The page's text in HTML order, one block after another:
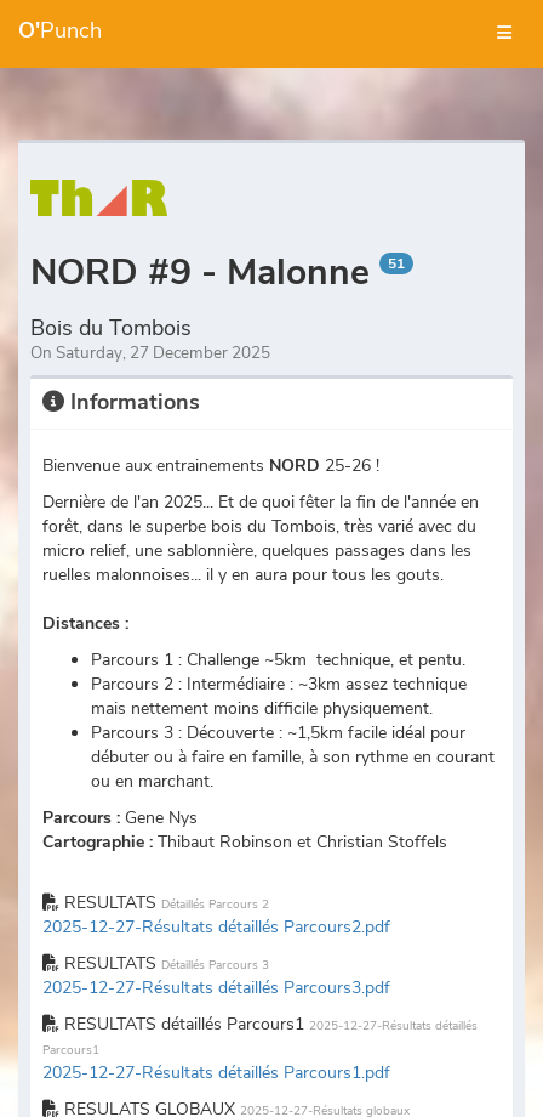
O'Punch
NORD #9 - Malonne 51
Bois du Tombois
On Saturday, 27 December 2025
Informations
Bienvenue aux entrainements NORD 25-26 !
Dernière de l'an 2025... Et de quoi fêter la fin de l'année en
forêt, dans le superbe bois du Tombois, très varié avec du
micro relief, une sablonnière, quelques passages dans les
ruelles malonnoises... il y en aura pour tous les gouts.
Distances :
Parcours 1 : Challenge ~5km technique, et pentu.
Parcours 2 : Intermédiaire : ~3km assez technique
mais nettement moins difficile physiquement.
Parcours 3 : Découverte : ~1,5km facile idéal pour
débuter ou à faire en famille, à son rythme en courant
ou en marchant.
Parcours : Gene Nys
Cartographie : Thibaut Robinson et Christian Stoffels
RESULTATS Détaillés Parcours 2
2025-12-27-Résultats détaillés Parcours2.pdf
RESULTATS Détaillés Parcours 3
2025-12-27-Résultats détaillés Parcours3.pdf
RESULTATS détaillés Parcours1 2025-12-27-Résultats détaillés
Parcours1
2025-12-27-Résultats détaillés Parcours1.pdf
RESULATS GLOBAUX 2025-12-27-Résultats globaux